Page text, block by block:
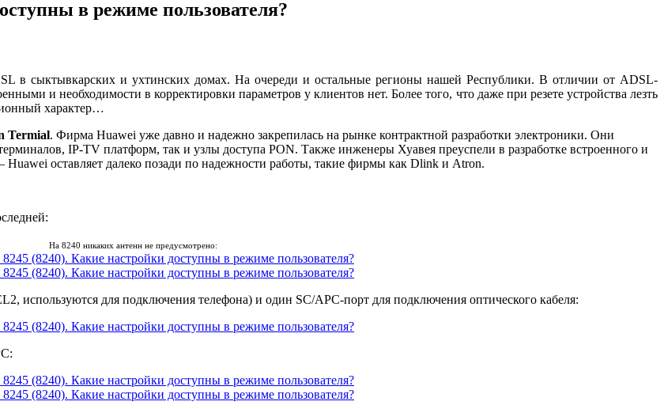
в режиме пользователя?
в сыктывкарских и ухтинских домах. На очереди и остальные регионы нашей Республики. В отличии от ADSL-
и необходимости в корректировки параметров у клиентов нет. Более того, что даже при резете устройства лезть
характер…
Termial. Фирма Huawei уже давно и надежно закрепилась на рынке контрактной разработки электроники. Они
IP-TV платформ, так и узлы доступа PON. Также инженеры Хуавея преуспели в разработке встроенного и
оставляет далеко позади по надежности работы, такие фирмы как Dlink и Atron.
На 8240 никаких антенн не предусмотрено:
используются для подключения телефона) и один SC/APC-порт для подключения оптического кабеля: